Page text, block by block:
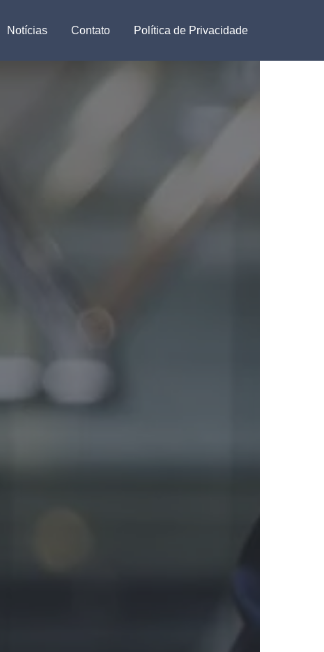
Notícias Contato Política de Privacidade